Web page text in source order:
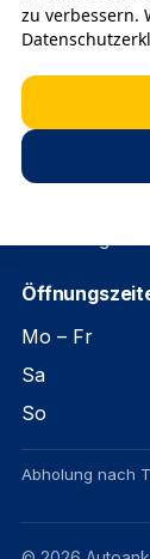
zu verbessern.
LKW – wir
Zustände an.
Mo – Fr
Sa
So
Abholung nach